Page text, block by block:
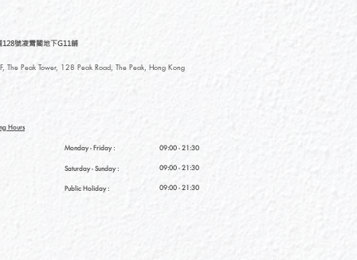
128號凌霄閣地下G11舖
The Peak Tower, 128 Peak Road, The Peak, Hong Kong
Hours
Monday - Friday :
Saturday- Sunday :
Public Holiday :
09:00 - 21:30
09:00 - 21:30
09:00 - 21:30